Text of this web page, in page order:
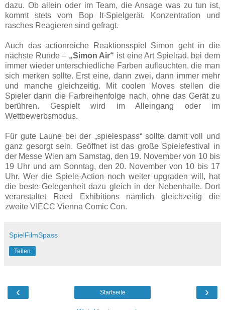
dazu. Ob allein oder im Team, die Ansage was zu tun ist,
kommt stets vom Bop It-Spielgerät. Konzentration und
rasches Reagieren sind gefragt.
Auch das actionreiche Reaktionsspiel Simon geht in die
nächste Runde – „Simon Air“ ist eine Art Spielrad, bei dem
immer wieder unterschiedliche Farben aufleuchten, die man
sich merken sollte. Erst eine, dann zwei, dann immer mehr
und manche gleichzeitig. Mit coolen Moves stellen die
Spieler dann die Farbreihenfolge nach, ohne das Gerät zu
berühren. Gespielt wird im Alleingang oder im
Wettbewerbsmodus.
Für gute Laune bei der „spielespass“ sollte damit voll und
ganz gesorgt sein. Geöffnet ist das große Spielefestival in
der Messe Wien am Samstag, den 19. November von 10 bis
19 Uhr und am Sonntag, den 20. November von 10 bis 17
Uhr. Wer die Spiele-Action noch weiter upgraden will, hat
die beste Gelegenheit dazu gleich in der Nebenhalle. Dort
veranstaltet Reed Exhibitions nämlich gleichzeitig die
zweite VIECC Vienna Comic Con.
SpielFilmSpass
Teilen
‹ ›
Startseite